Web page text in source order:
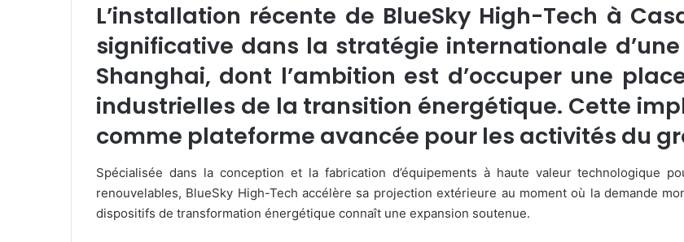
L’installation récente de BlueSky High-Tech à
significative dans la stratégie internationale
Shanghai, dont l’ambition est d’occuper une
industrielles de la transition énergétique. Cette
comme plateforme avancée pour les activités du
Spécialisée dans la conception et la fabrication d’équipements à haute valeur technologique
renouvelables, BlueSky High-Tech accélère sa projection extérieure au moment où la demande
dispositifs de transformation énergétique connaît une expansion soutenue.